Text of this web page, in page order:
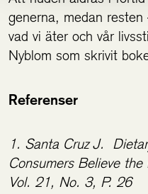
generna, medan
vad vi äter och vår
Nyblom som skrivit
Referenser
1. Santa Cruz J.
Consumers Believe the
Vol. 21, No. 3, P. 26